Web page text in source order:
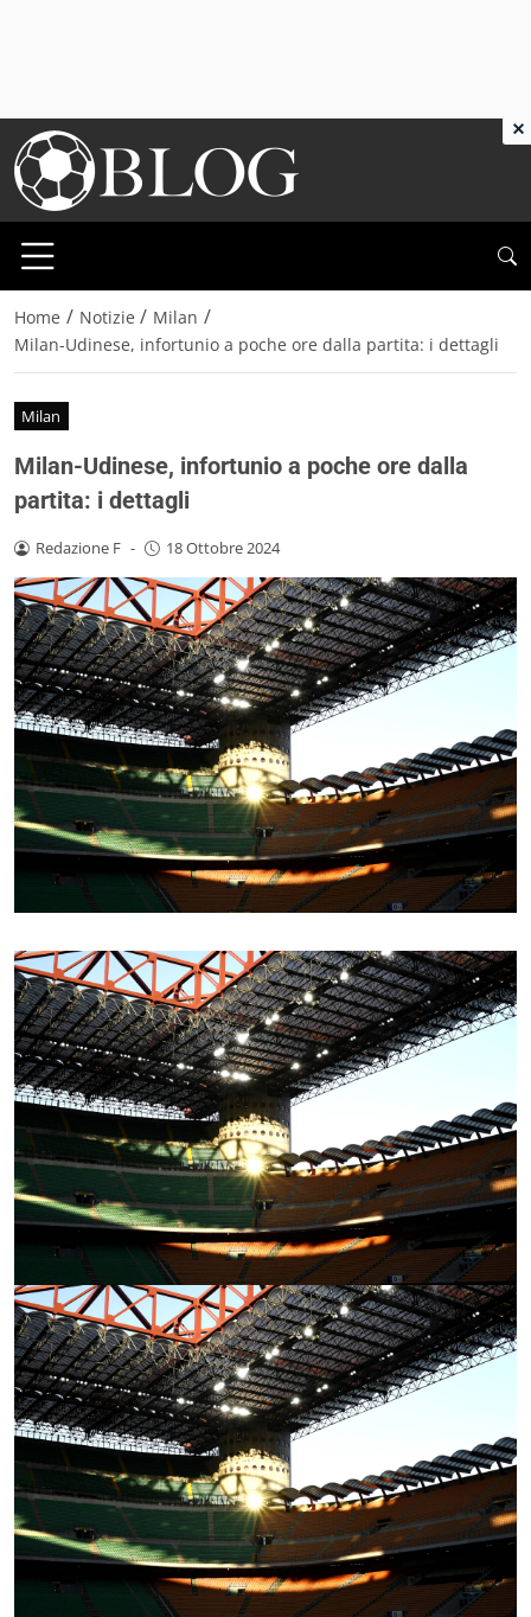
Home / Notizie / Milan /
Milan-Udinese, infortunio a poche ore dalla partita: i dettagli
Milan
Milan-Udinese, infortunio a poche ore dalla
partita: i dettagli
Redazione F - 18 Ottobre 2024
×